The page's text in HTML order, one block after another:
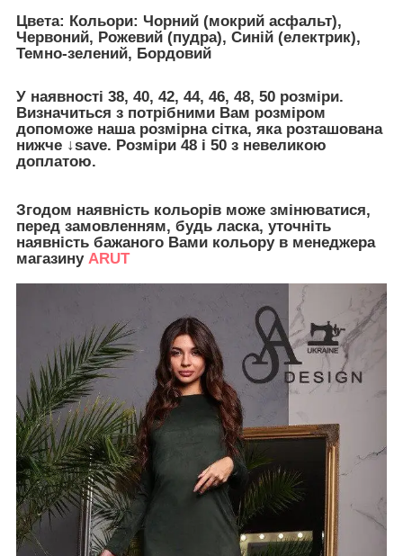
Цвета: Кольори: Чорний (мокрий асфальт),
Червоний, Рожевий (пудра), Синій (електрик),
Темно-зелений, Бордовий
У наявності 38, 40, 42, 44, 46, 48, 50 розміри.
Визначиться з потрібними Вам розміром
допоможе наша розмірна сітка, яка розташована
нижче ↓save. Розміри 48 і 50 з невеликою
доплатою.
Згодом наявність кольорів може змінюватися,
перед замовленням, будь ласка, уточніть
наявність бажаного Вами кольору в менеджера
магазину ARUT